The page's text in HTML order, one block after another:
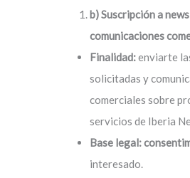
b) Suscripción a
comunicaciones
Finalidad:enviarte
solicitadas y
comerciales sobre
servicios de Iberia
Base legal:
interesado.